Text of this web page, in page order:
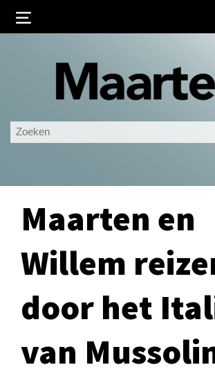
Ingelogd blijven
Maarten en
Willem
door het
van